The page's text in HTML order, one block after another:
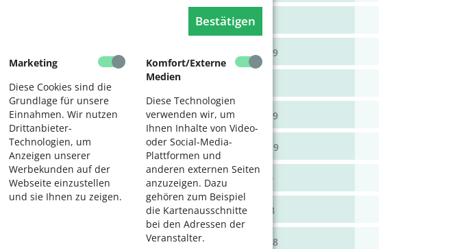
Bestätigen
Marketing
Diese Cookies sind die
Grundlage für unsere
Einnahmen. Wir nutzen
Drittanbieter-
Technologien, um
Anzeigen unserer
Werbekunden auf der
Webseite einzustellen
und sie Ihnen zu zeigen.
Komfort/Externe
Medien
Diese Technologien
verwenden wir, um
Ihnen Inhalte von Video-
oder Social-Media-
Plattformen und
anderen externen Seiten
anzuzeigen. Dazu
gehören zum Beispiel
die Kartenausschnitte
bei den Adressen der
Veranstalter.
KölnerLeben Okt/Nov 19
KölnerLeben Aug/Sept 2019
KölnerLeben Juni/Juli 2019
KölnerLeben April/Mai 2019
KölnerLeben Feb/März 2019
KölnerLeben Dez 18/Jan 19
KölnerLeben Okt/Nov 2018
KölnerLeben Aug/Sept 2018